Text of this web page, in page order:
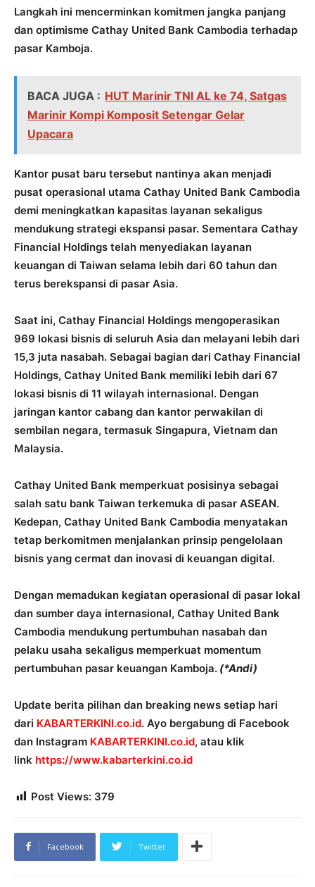
Langkah ini mencerminkan komitmen jangka panjang
dan optimisme Cathay United Bank Cambodia terhadap
pasar Kamboja.
BACA JUGA : HUT Marinir TNI AL ke 74, Satgas
Marinir Kompi Komposit Setengar Gelar
Upacara
Kantor pusat baru tersebut nantinya akan menjadi
pusat operasional utama Cathay United Bank Cambodia
demi meningkatkan kapasitas layanan sekaligus
mendukung strategi ekspansi pasar. Sementara Cathay
Financial Holdings telah menyediakan layanan
keuangan di Taiwan selama lebih dari 60 tahun dan
terus berekspansi di pasar Asia.
Saat ini, Cathay Financial Holdings mengoperasikan
969 lokasi bisnis di seluruh Asia dan melayani lebih dari
15,3 juta nasabah. Sebagai bagian dari Cathay Financial
Holdings, Cathay United Bank memiliki lebih dari 67
lokasi bisnis di 11 wilayah internasional. Dengan
jaringan kantor cabang dan kantor perwakilan di
sembilan negara, termasuk Singapura, Vietnam dan
Malaysia.
Cathay United Bank memperkuat posisinya sebagai
salah satu bank Taiwan terkemuka di pasar ASEAN.
Kedepan, Cathay United Bank Cambodia menyatakan
tetap berkomitmen menjalankan prinsip pengelolaan
bisnis yang cermat dan inovasi di keuangan digital.
Dengan memadukan kegiatan operasional di pasar lokal
dan sumber daya internasional, Cathay United Bank
Cambodia mendukung pertumbuhan nasabah dan
pelaku usaha sekaligus memperkuat momentum
pertumbuhan pasar keuangan Kamboja. (*Andi)
Update berita pilihan dan breaking news setiap hari
dari KABARTERKINI.co.id. Ayo bergabung di Facebook
dan Instagram KABARTERKINI.co.id, atau klik
link https://www.kabarterkini.co.id
Post Views: 379
Facebook Twitter